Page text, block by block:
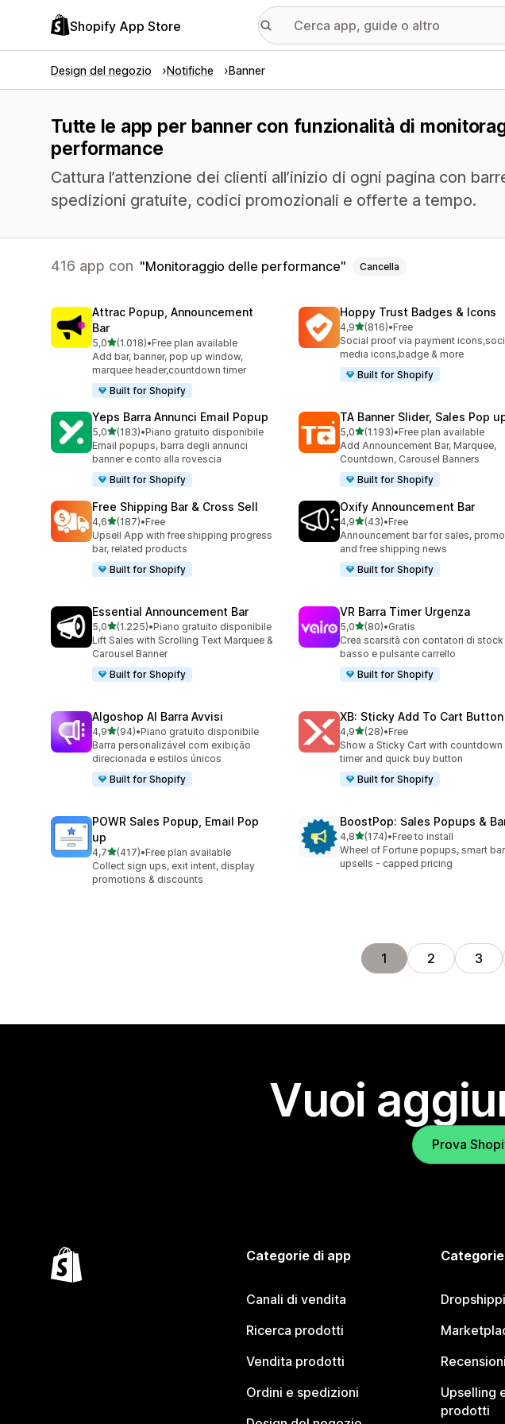
Shopify App Store
Design del negozio Notifiche Banner
Tutte le app per banner con funzionalità di
performance
Cattura l’attenzione dei clienti all’inizio di ogni pagina con
spedizioni gratuite, codici promozionali e offerte a tempo.
416 app con Monitoraggio delle performance Cancella
Attrac Popup, Announcement
Bar
5,0stelle su 5
(1.018)
1018 recensioni totali
•Free plan available
Add bar, banner, pop up window,
marquee header,countdown timer
Built for Shopify
Hoppy Trust Badges & Icons
4,9stelle su 5
(816)
816 recensioni totali
•Free
Social proof via payment
media icons,badge & more
Built for Shopify
Yeps Barra Annunci Email Popup
5,0stelle su 5
(183)
183 recensioni totali
•Piano gratuito disponibile
Email popups, barra degli annunci
banner e conto alla rovescia
Built for Shopify
TA Banner Slider, Sales Pop
5,0stelle su 5
(1.193)
1193 recensioni totali
•Free plan available
Add Announcement Bar, Marquee,
Countdown, Carousel Banners
Built for Shopify
Free Shipping Bar & Cross Sell
4,6stelle su 5
(187)
187 recensioni totali
•Free
Upsell App with free shipping progress
bar, related products
Built for Shopify
Oxify Announcement Bar
4,9stelle su 5
(43)
43 recensioni totali
•Free
Announcement bar for sales,
and free shipping news
Built for Shopify
Essential Announcement Bar
5,0stelle su 5
(1.225)
1225 recensioni totali
•Piano gratuito disponibile
Lift Sales with Scrolling Text Marquee &
Carousel Banner
Built for Shopify
VR Barra Timer Urgenza
5,0stelle su 5
(80)
80 recensioni totali
•Gratis
Crea scarsità con contatori di stock
basso e pulsante carrello
Built for Shopify
Algoshop AI Barra Avvisi
4,9stelle su 5
(94)
94 recensioni totali
•Piano gratuito disponibile
Barra personalizável com exibição
direcionada e estilos únicos
Built for Shopify
XB: Sticky Add To Cart Button
4,9stelle su 5
(28)
28 recensioni totali
•Free
Show a Sticky Cart with countdown
timer and quick buy button
Built for Shopify
POWR Sales Popup, Email Pop
up
4,7stelle su 5
(417)
417 recensioni totali
•Free plan available
Collect sign ups, exit intent, display
promotions & discounts
BoostPop: Sales Popups &
4,8stelle su 5
(174)
174 recensioni totali
•Free to install
Wheel of Fortune popups, smart
upsells - capped pricing
1 2 3
Vuoi
Prova
Categorie di app
Canali di vendita
Ricerca prodotti
Vendita prodotti
Ordini e spedizioni
Upselling
prodotti